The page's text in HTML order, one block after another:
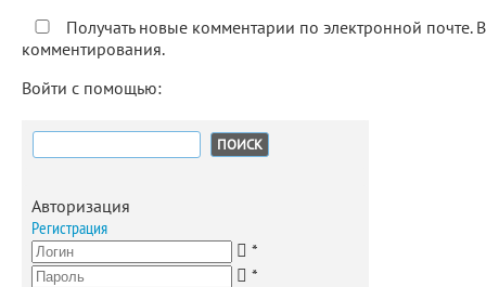
Получать новые комментарии по электронной почте.
комментирования.
Войти с помощью:
Найти:
Авторизация
Регистрация
*
*